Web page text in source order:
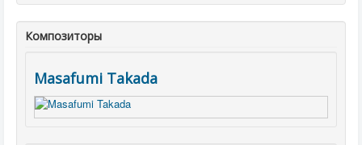
Композиторы
Masafumi Takada